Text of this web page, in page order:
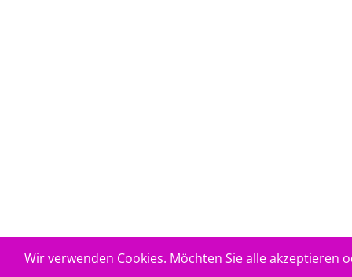
Wir verwenden Cookies. Möchten Sie alle akzeptieren